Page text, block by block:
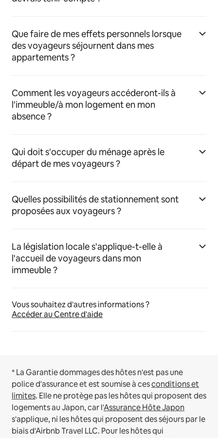
Que faire de mes effets personnels lorsque
des voyageurs séjournent dans mes
appartements ?
Comment les voyageurs accéderont-ils à
l'immeuble/à mon logement en mon
absence ?
Qui doit s'occuper du ménage après le
départ de mes voyageurs ?
Quelles possibilités de stationnement sont
proposées aux voyageurs ?
La législation locale s'applique-t-elle à
l'accueil de voyageurs dans mon
immeuble ?
Vous souhaitez d'autres informations ?
Accéder au Centre d'aide
* La Garantie dommages des hôtes n'est pas une
police d'assurance et est soumise à cesconditions et
limites. Elle ne protège pas les hôtes qui proposent des
logements au Japon, car l'Assurance Hôte Japon
s'applique, ni les hôtes qui proposent des séjours par le
biais d'Airbnb Travel LLC. Pour les hôtes qui